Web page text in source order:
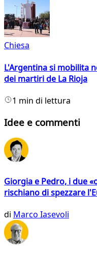
Chiesa
L'Argentina si mobilita
dei martiri de La Rioja
1 min di lettura
Idee e commenti
Giorgia e Pedro, i due
rischiano di spezzare
di Marco Iasevoli